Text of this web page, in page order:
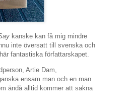
kanske kan få mig mindre
inte översatt till svenska och
fantastiska författarskapet.
Artie Dam,
ensam man och en man
ändå alltid kommer att sakna